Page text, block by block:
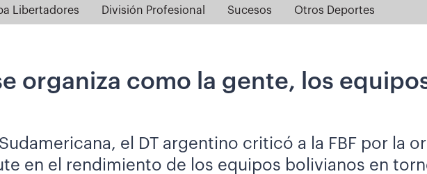
Libertadores División Profesional Sucesos Otros Deportes
organiza como la gente, los
el DT argentino criticó a la FBF por la
en el rendimiento de los equipos bolivianos en